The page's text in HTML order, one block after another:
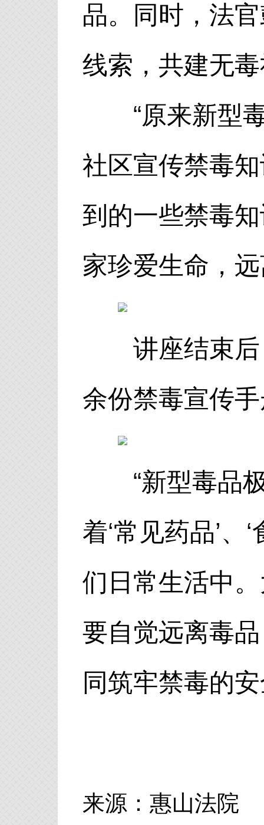
品。同时，法
线索，共建无
“原来新型毒
社区宣传禁毒
到的一些禁毒
家珍爱生命，
讲座结束后
余份禁毒宣传
“新型毒品极
着‘常见药品’、
们日常生活中
要自觉远离毒
同筑牢禁毒的
来源：惠山法院